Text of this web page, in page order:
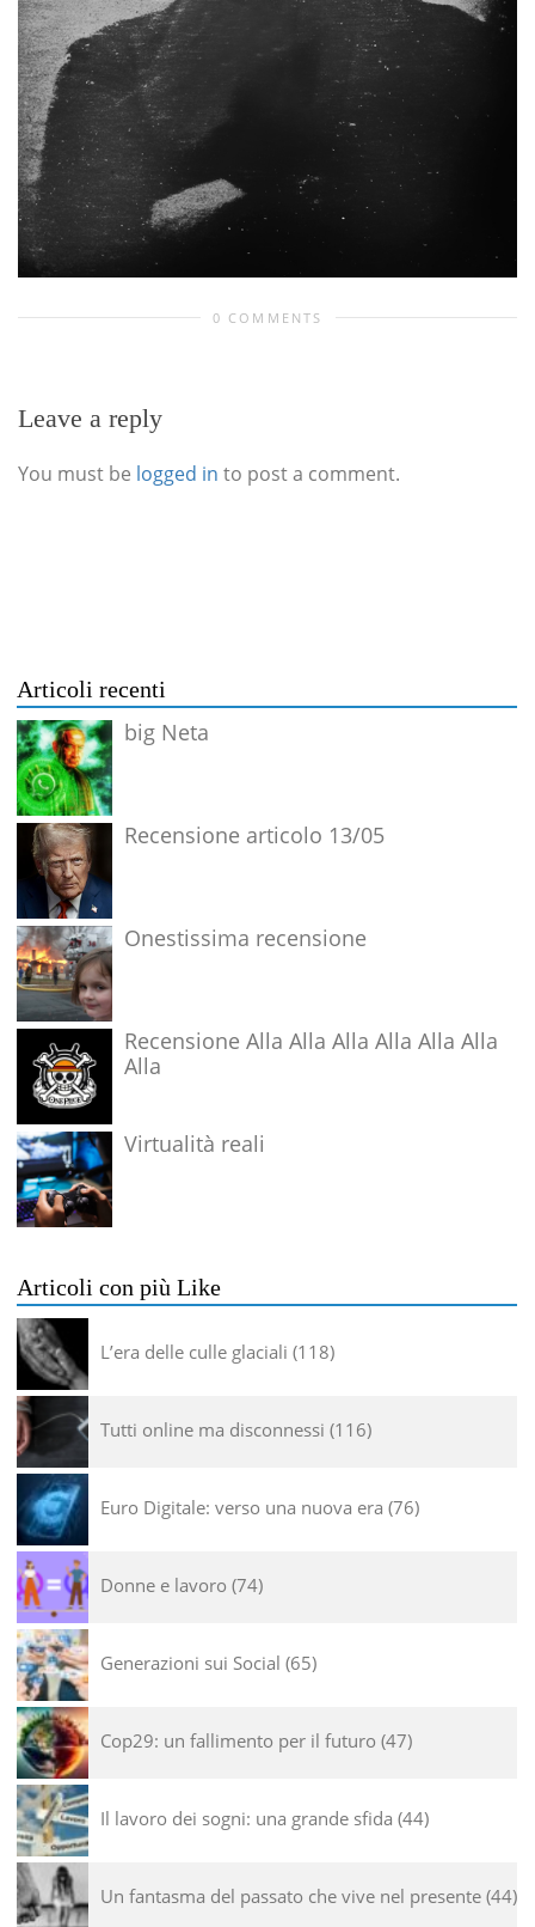
0 COMMENTS
Leave a reply
You must be logged in to post a comment.
Articoli recenti
big Neta
Recensione articolo 13/05
Onestissima recensione
Recensione Alla Alla Alla Alla Alla Alla
Alla
Virtualità reali
Articoli con più Like
L’era delle culle glaciali 118
Tutti online ma disconnessi 116
Euro Digitale: verso una nuova era 76
Donne e lavoro 74
Generazioni sui Social 65
Cop29: un fallimento per il futuro 47
Il lavoro dei sogni: una grande sfida 44
Un fantasma del passato che vive nel presente 44